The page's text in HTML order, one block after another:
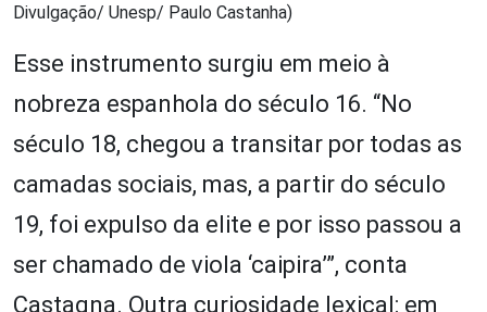
Divulgação/ Unesp/ Paulo Castanha)
Esse instrumento surgiu em meio à
nobreza espanhola do século 16. “No
século 18, chegou a transitar por todas as
camadas sociais, mas, a partir do século
19, foi expulso da elite e por isso passou a
ser chamado de viola ‘caipira’”, conta
Castagna. Outra curiosidade lexical: em